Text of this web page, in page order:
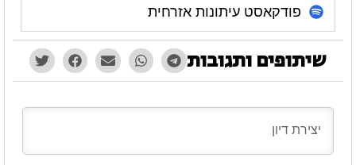
פודקאסט עיתונות אזרחית
שיתופים ותגובות